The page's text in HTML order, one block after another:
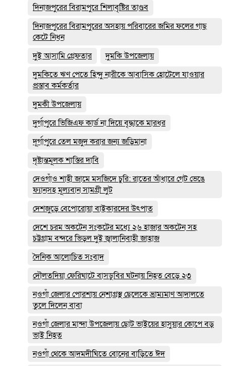
দিনাজপুরের বিরামপুরে শিলাবৃষ্টির তাণ্ডব
দিনাজপুরের বিরামপুরের অসহায় পরিবারের জমির ফলের গাছ
কেটে নিধন
দুই আসামি গ্রেফতার
দুমকি উপজেলায়
দুমকিতে ঋণ পেতে হিন্দু নারীকে আবাসিক হোটেলে যাওয়ার
প্রস্তাব কর্মকর্তার
দুমকী উপজেলায়
দুর্গাপুরে ভিজিএফ কার্ড না দিয়ে বৃদ্ধাকে মারধর
দূর্গাপুরে তেল মজুদ করার জন্য জড়িমানা
দৃষ্টান্তমূলক শাস্তির দাবি
দেওগাঁও শাহী জামে মসজিদে চুরি: রাতের আঁধারে গেট ভেঙে
ফ্যানসহ মূল্যবান সামগ্রী লুট
দেশজুড়ে বেপোরোয়া বাইকারদের উৎপাত
দেশে চরম অকটেন সংকটের মধ্যে ২৬ হাজার অকটেন সহ
চট্টগ্রাম বন্দরে ভিড়ল দুই জ্বালানিবাহী জাহাজ
দৈনিক আলোচিত সংবাদ
দৌলতদিয়া ফেরিঘাটে বাসডুবির ঘটনায় নিহত বেড়ে ২৩
নওগাঁ জেলার পোরশায় নেশাগ্রস্থ ছেলেকে ভ্রাম্যমাণ আদালতে
তুলে দিলেন বাবা
নওগাঁ জেলার মান্দা উপজেলায় ছোট ভাইয়ের হাসুয়ার কোপে বড়
ভাই নিহত
নওগাঁ থেকে আদমদীঘিতে বোনের বাড়িতে ঈদ